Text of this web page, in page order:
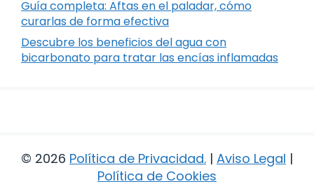
Guía completa: Aftas en el paladar, cómo
curarlas de forma efectiva
Descubre los beneficios del agua con
bicarbonato para tratar las encías inflamadas
© 2026 Política de Privacidad. | Aviso Legal |
Política de Cookies